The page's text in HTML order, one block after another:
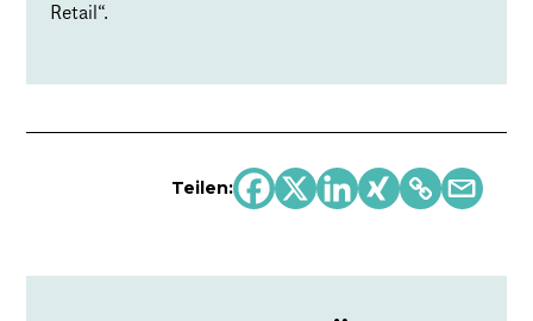
Retail“.
Teilen: